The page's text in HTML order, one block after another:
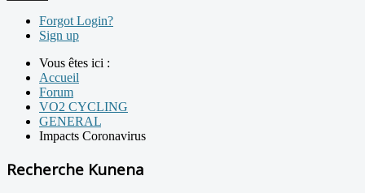
Forgot Login?
Sign up
Vous êtes ici :
Accueil
Forum
VO2 CYCLING
GENERAL
Impacts Coronavirus
Recherche Kunena